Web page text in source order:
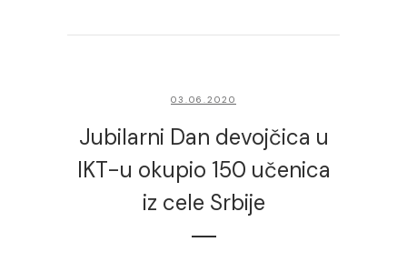
03.06.2020
Jubilarni Dan devojčica u
IKT-u okupio 150 učenica
iz cele Srbije